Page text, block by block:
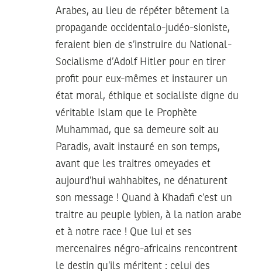
Arabes, au lieu de répéter bêtement la
propagande occidentalo-judéo-sioniste,
feraient bien de s’instruire du National-
Socialisme d’Adolf Hitler pour en tirer
profit pour eux-mêmes et instaurer un
état moral, éthique et socialiste digne du
véritable Islam que le Prophète
Muhammad, que sa demeure soit au
Paradis, avait instauré en son temps,
avant que les traitres omeyades et
aujourd’hui wahhabites, ne dénaturent
son message ! Quand à Khadafi c’est un
traitre au peuple lybien, à la nation arabe
et à notre race ! Que lui et ses
mercenaires négro-africains rencontrent
le destin qu’ils méritent : celui des